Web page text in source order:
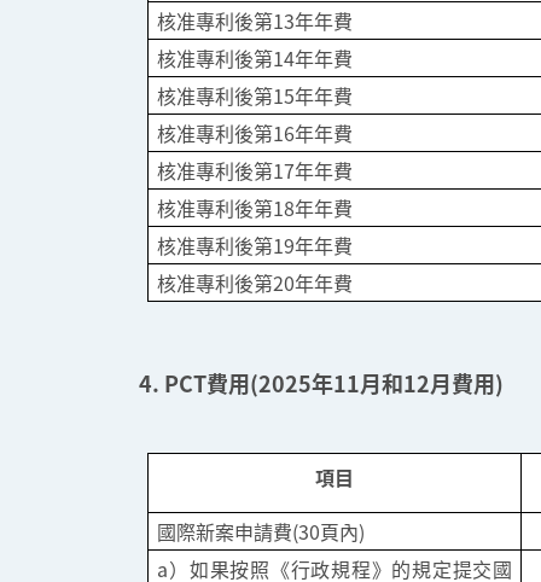
核准專利後第13年年費
核准專利後第14年年費
核准專利後第15年年費
核准專利後第16年年費
核准專利後第17年年費
核准專利後第18年年費
核准專利後第19年年費
核准專利後第20年年費
4. PCT費用(2025年11月和12月費用)
項目
國際新案申請費(30頁內)
a）如果按照《行政規程》的規定提交國